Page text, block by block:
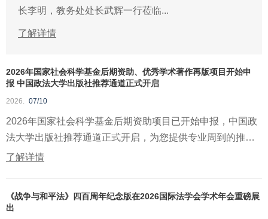
长李明，教务处处长武辉一行莅临...
了解详情
2026年国家社会科学基金后期资助、优秀学术著作再版项目开始申
报 中国政法大学出版社推荐通道正式开启
2026. 07/10
2026年国家社会科学基金后期资助项目已开始申报，中国政
法大学出版社推荐通道正式开启，为您提供专业周到的推荐
申报咨...
了解详情
《战争与和平法》四百周年纪念版在2026国际法学会学术年会重磅展
出